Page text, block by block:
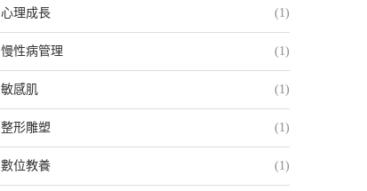
心理成長 (1)
慢性病管理 (1)
敏感肌 (1)
整形雕塑 (1)
數位教養 (1)